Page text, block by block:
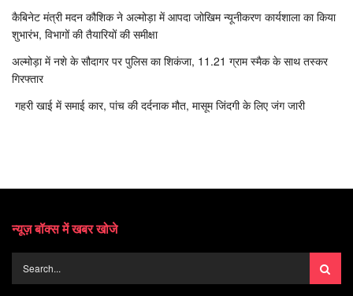
कैबिनेट मंत्री मदन कौशिक ने अल्मोड़ा में आपदा जोखिम न्यूनीकरण कार्यशाला का किया
शुभारंभ, विभागों की तैयारियों की समीक्षा
अल्मोड़ा में नशे के सौदागर पर पुलिस का शिकंजा, 11.21 ग्राम स्मैक के साथ तस्कर
गिरफ्तार
गहरी खाई में समाई कार, पांच की दर्दनाक मौत, मासूम जिंदगी के लिए जंग जारी
न्यूज़ बॉक्स में खबर खोजे